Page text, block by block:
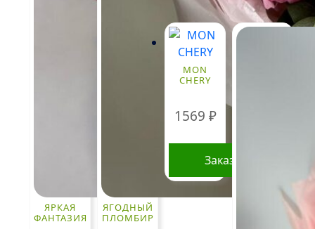
ЯРКАЯ
ФАНТАЗИЯ
ЯГОДНЫЙ
ПЛОМБИР
MON
CHERY
1569 ₽
Заказать